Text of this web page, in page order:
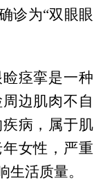
诊为“双眼眼
痉挛是一种
边肌肉不自
病，属于肌
女性，严重
生活质量。